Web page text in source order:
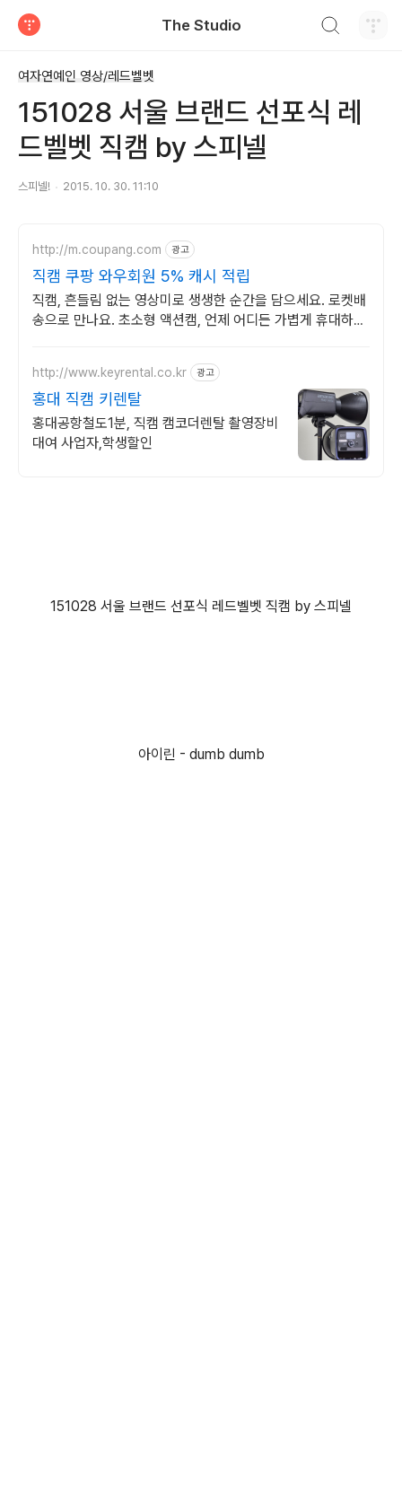
The Studio
여자연예인 영상/레드벨벳
151028 서울 브랜드 선포식 레
드벨벳 직캠 by 스피넬
스피넬! 2015. 10. 30. 11:10
http://m.coupang.com 광고
직캠 쿠팡 와우회원 5% 캐시 적립
직캠, 흔들림 없는 영상미로 생생한 순간을 담으세요. 로켓배
송으로 만나요. 초소형 액션캠, 언제 어디든 가볍게 휴대하며
http://www.keyrental.co.kr 광고
홍대 직캠 키렌탈
홍대공항철도1분, 직캠 캠코더렌탈 촬영장비
대여 사업자,학생할인
151028 서울 브랜드 선포식 레드벨벳 직캠 by 스피넬
아이린 - dumb dumb